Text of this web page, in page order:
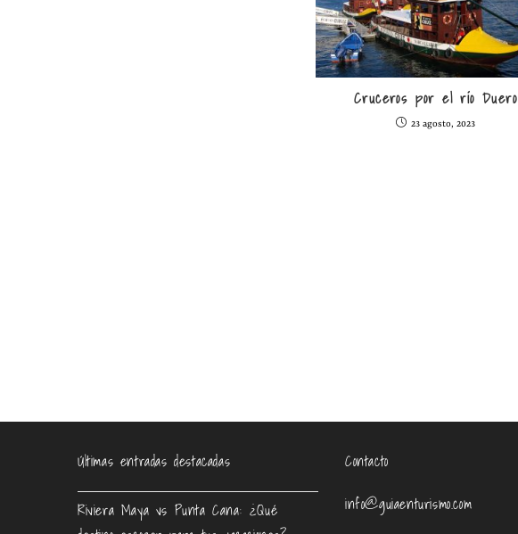
Cruceros por el río Duero
23 agosto, 2023
Últimas entradas destacadas
Riviera Maya vs Punta Cana: ¿Qué
Contacto
info@guiaenturismo.com